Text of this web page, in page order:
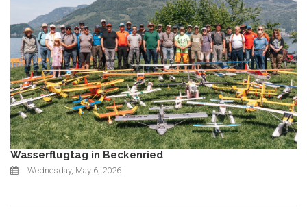
Wasserflugtag in Beckenried
Wednesday, May 6, 2026